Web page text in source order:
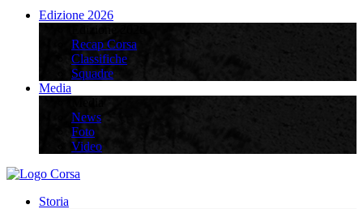
Edizione 2026
Recap Corsa
Classifiche
Squadre
Media
News
Foto
Video
Storia